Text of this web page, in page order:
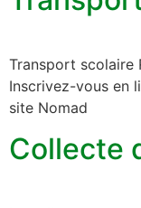
Transport scolaire
Inscrivez-vous en
site Nomad
Collecte